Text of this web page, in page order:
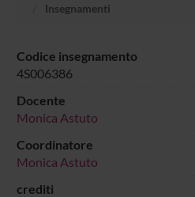
Insegnamenti
Codice insegnamento
4S006386
Docente
Monica Astuto
Coordinatore
Monica Astuto
crediti